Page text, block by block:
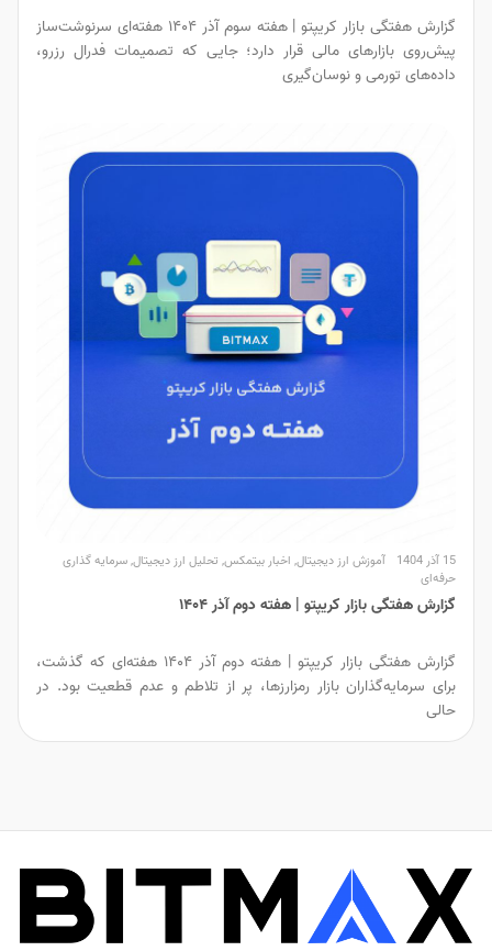
گزارش هفتگی بازار کریپتو | هفته سوم آذر ۱۴۰۴ هفته‌ای سرنوشت‌ساز
پیش‌روی بازارهای مالی قرار دارد؛ جایی که تصمیمات فدرال رزرو،
داده‌های تورمی و نوسان‌گیری
15 آذر 1404 آموزش ارز دیجیتال, اخبار بیتمکس, تحلیل ارز دیجیتال,سرمایه گذاری
حرفه‌ای
گزارش هفتگی بازار کریپتو | هفته دوم آذر ۱۴۰۴
گزارش هفتگی بازار کریپتو | هفته دوم آذر ۱۴۰۴ هفته‌ای که گذشت،
برای سرمایه‌گذاران بازار رمزارزها، پر از تلاطم و عدم قطعیت بود. در
حالی